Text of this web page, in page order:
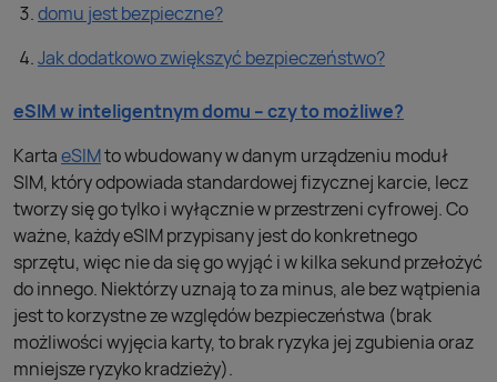
domu jest bezpieczne?
Jak dodatkowo zwiększyć bezpieczeństwo?
eSIM w inteligentnym domu – czy to możliwe?
KartaeSIMto wbudowany w danym urządzeniu moduł
SIM, który odpowiada standardowej fizycznej karcie, lecz
tworzy się go tylko i wyłącznie w przestrzeni cyfrowej. Co
ważne, każdy eSIM przypisany jest do konkretnego
sprzętu, więc nie da się go wyjąć i w kilka sekund przełożyć
do innego. Niektórzy uznają to za minus, ale bez wątpienia
jest to korzystne ze względów bezpieczeństwa (brak
możliwości wyjęcia karty, to brak ryzyka jej zgubienia oraz
mniejsze ryzyko kradzieży).